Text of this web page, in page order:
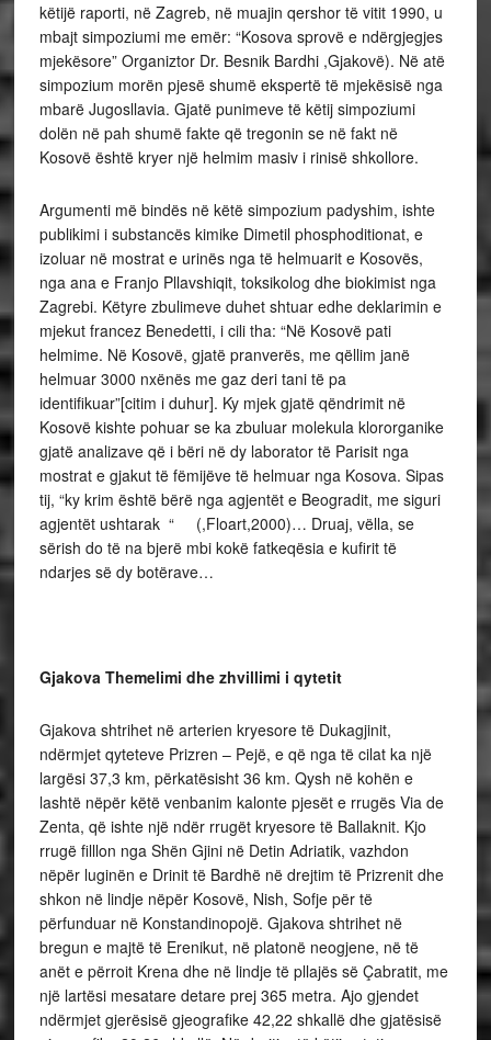
këtijë raporti, në Zagreb, në muajin qershor të vitit 1990, u
mbajt simpoziumi me emër: “Kosova sprovë e ndërgjegjes
mjekësore” Organiztor Dr. Besnik Bardhi ,Gjakovë). Në atë
simpozium morën pjesë shumë ekspertë të mjekësisë nga
mbarë Jugosllavia. Gjatë punimeve të këtij simpoziumi
dolën në pah shumë fakte që tregonin se në fakt në
Kosovë është kryer një helmim masiv i rinisë shkollore.
Argumenti më bindës në këtë simpozium padyshim, ishte
publikimi i substancës kimike Dimetil phosphoditionat, e
izoluar në mostrat e urinës nga të helmuarit e Kosovës,
nga ana e Franjo Pllavshiqit, toksikolog dhe biokimist nga
Zagrebi. Këtyre zbulimeve duhet shtuar edhe deklarimin e
mjekut francez Benedetti, i cili tha: “Në Kosovë pati
helmime. Në Kosovë, gjatë pranverës, me qëllim janë
helmuar 3000 nxënës me gaz deri tani të pa
identifikuar”[citim i duhur]. Ky mjek gjatë qëndrimit në
Kosovë kishte pohuar se ka zbuluar molekula klororganike
gjatë analizave që i bëri në dy laborator të Parisit nga
mostrat e gjakut të fëmijëve të helmuar nga Kosova. Sipas
tij, “ky krim është bërë nga agjentët e Beogradit, me siguri
agjentët ushtarak “ (,Floart,2000)… Druaj, vëlla, se
sërish do të na bjerë mbi kokë fatkeqësia e kufirit të
ndarjes së dy botërave…
Gjakova Themelimi dhe zhvillimi i qytetit
Gjakova shtrihet në arterien kryesore të Dukagjinit,
ndërmjet qyteteve Prizren – Pejë, e që nga të cilat ka një
largësi 37,3 km, përkatësisht 36 km. Qysh në kohën e
lashtë nëpër këtë venbanim kalonte pjesët e rrugës Via de
Zenta, që ishte një ndër rrugët kryesore të Ballaknit. Kjo
rrugë filllon nga Shën Gjini në Detin Adriatik, vazhdon
nëpër luginën e Drinit të Bardhë në drejtim të Prizrenit dhe
shkon në lindje nëpër Kosovë, Nish, Sofje për të
përfunduar në Konstandinopojë. Gjakova shtrihet në
bregun e majtë të Erenikut, në platonë neogjene, në të
anët e përroit Krena dhe në lindje të pllajës së Çabratit, me
një lartësi mesatare detare prej 365 metra. Ajo gjendet
ndërmjet gjerësisë gjeografike 42,22 shkallë dhe gjatësisë